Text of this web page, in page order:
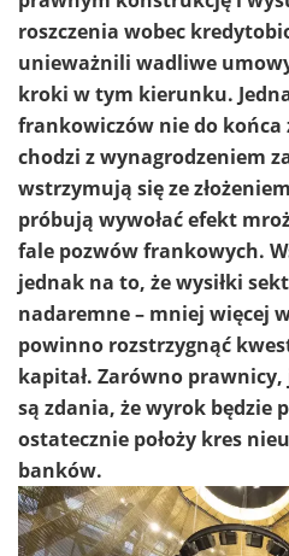
roszczenia wobec
unieważnili wadliwe
kroki w tym kierunku.
frankowiczów nie do końca
chodzi z wynagrodzeniem
wstrzymują się ze
próbują wywołać efekt
fale pozwów frankowych.
jednak na to, że wysiłki
nadaremne – mniej więcej
powinno rozstrzygnąć
kapitał. Zarówno
są zdania, że wyrok będzie
ostatecznie położy kres
banków.